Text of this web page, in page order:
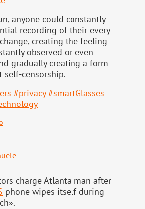
anyone could constantly
recording of their every
creating the feeling
observed or even
gradually creating a form
self-censorship.
#privacy #smartGlasses
charge Atlanta man after
phone wipes itself during